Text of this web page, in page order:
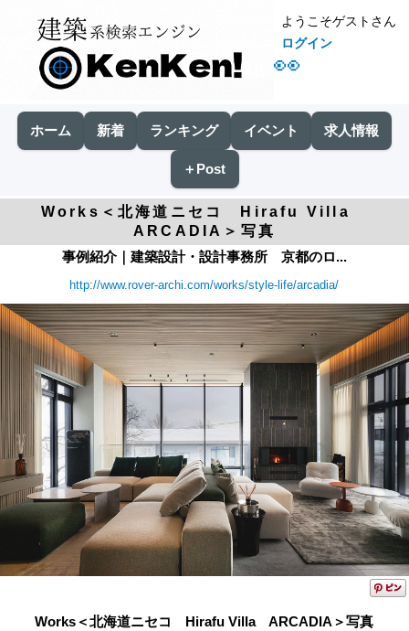
👀
ようこそゲストさん
ログイン
ホーム 新着 ランキング イベント 求人情報
＋Post
Works＜北海道ニセコ Hirafu Villa
ARCADIA＞写真
事例紹介｜建築設計・設計事務所 京都のロ...
http://www.rover-archi.com/works/style-life/arcadia/
Works＜北海道ニセコ Hirafu Villa ARCADIA＞写真